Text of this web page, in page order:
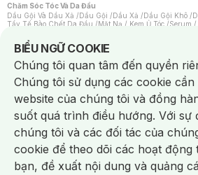
Chăm Sóc Tóc Và Da Đầu
Dầu Gội Và Dầu Xả /Dầu Gội /Dầu Xả /Dầu Gội Khô /
Tẩy Tế Bào Chết Da Đầu /Mặt Nạ / Kem Ủ Tóc /Serum
Máy Sấy Tóc
Lược
Kem Tẩy Lông/Dụng Cụ Tẩy Lông
Nước Hoa
Nước Hoa Nam Nước Hoa Cao Cấp Xịt
Nước Hoa Vùng Kín
Chăm Sóc Cá Nhân
Chống Muỗi
Khẩu Trang Máy Massage Mặt Nạ
Sản Phẩm Chăm Sóc Khác/ Bàn Chải Đánh Răng /
Hỗ Trợ Trắng Răng / Kem Đánh Răng Máy Tăm Nước
Tăm / Chỉ Nha Khoa /Xịt Thơm Miệng / Dung Dịch Vệ
Khăn Ướt Vệ Sinh Vùng Kín
/Băng Vệ Sinh Tampon
Máy Cạo Râu
BIỂU NGỮ COOKIE
Notice about cookies usage
Chúng tôi quan tâm đến quyền
Chúng tôi sử dụng các cookie
website của chúng tôi và đồng
suốt quá trình điều hướng. Với sự
chúng tôi và các đối tác của
cookie để theo dõi các hoạt động
bạn, đề xuất nội dung và quảng